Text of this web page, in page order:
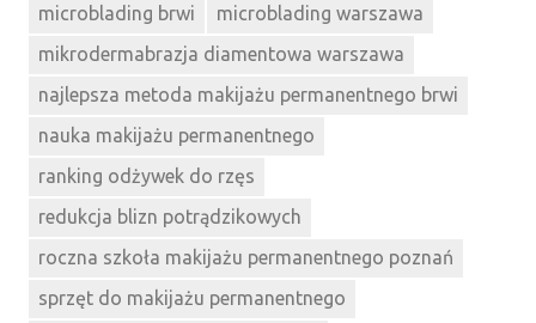
microblading brwi
microblading warszawa
mikrodermabrazja diamentowa warszawa
najlepsza metoda makijażu permanentnego brwi
nauka makijażu permanentnego
ranking odżywek do rzęs
redukcja blizn potrądzikowych
roczna szkoła makijażu permanentnego poznań
sprzęt do makijażu permanentnego